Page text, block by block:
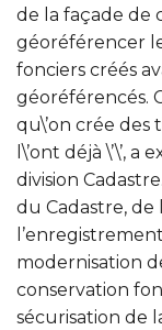
de la façade de
géoréférencer
fonciers créés
géoréférencés.
qu\’on crée des
l\’ont déjà \’\’,
division
du Cadastre,
modernisation
conservation
sécurisation de